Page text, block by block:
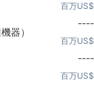
百万US$
器）
----
百万US$
----
百万US$